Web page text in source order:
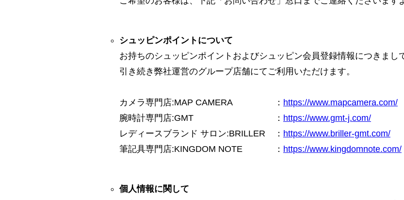
シュッピンポイントについて
お持ちのシュッピンポイントおよびシュッピン会員登録情報につきまし
引き続き弊社運営のグループ店舗にてご利用いただけます。
カメラ専門店:MAP CAMERA ： https://www.mapcamera.com/
腕時計専門店:GMT
： https://www.gmt-j.com/
レディースブランド サロン:BRILLER
： https://www.briller-gmt.com/
筆記具専門店:KINGDOM NOTE
： https://www.kingdomnote.com/
個人情報に関して